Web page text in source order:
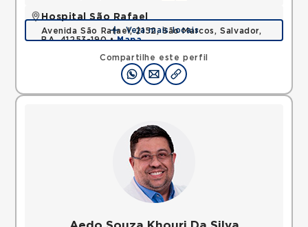
Compartilhe este perfil
Hospital São Rafael
Avenida São Rafael, 2152, São Marcos, Salvador,
BA, 41253-190 •Mapa
Veja mais locais